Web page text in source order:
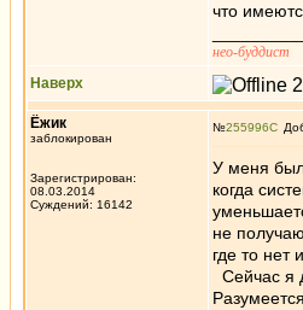
что
нео-буддист
Наверх
Ёжик
заблокирован
Зарегистрирован:
08.03.2014
Суждений: 16142
№255996
У меня
когда
не
где то нет
Сейчас я